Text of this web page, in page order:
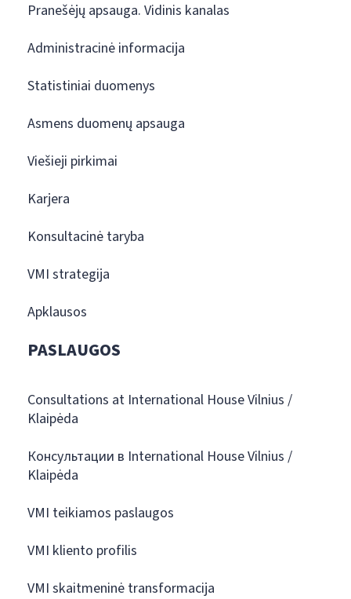
Pranešėjų apsauga. Vidinis kanalas
Administracinė informacija
Statistiniai duomenys
Asmens duomenų apsauga
Viešieji pirkimai
Karjera
Konsultacinė taryba
VMI strategija
Apklausos
PASLAUGOS
Consultations at International House Vilnius /
Klaipėda
Консультации в International House Vilnius /
Klaipėda
VMI teikiamos paslaugos
VMI kliento profilis
VMI skaitmeninė transformacija